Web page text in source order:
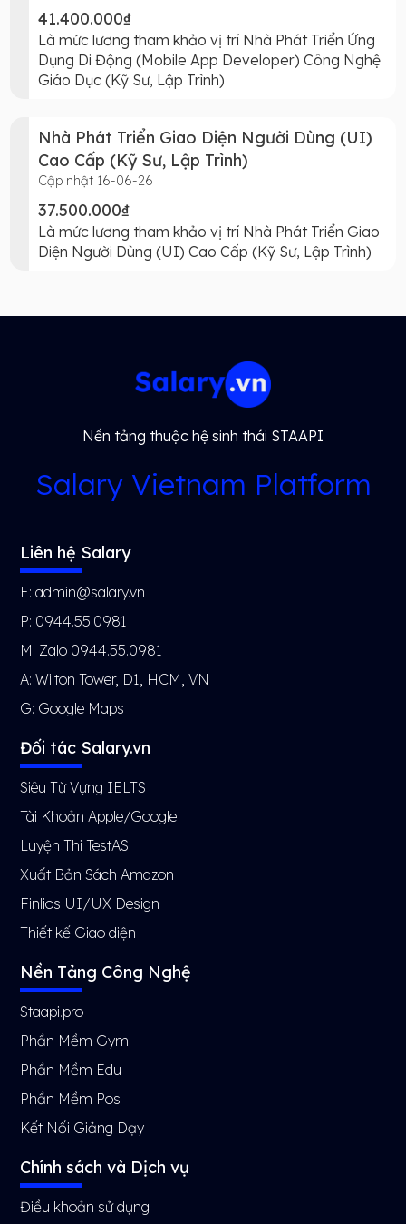
41.400.000₫
Là mức lương tham khảo vị trí Nhà Phát Triển Ứng
Dụng Di Động (Mobile App Developer) Công Nghệ
Giáo Dục (Kỹ Sư, Lập Trình)
Nhà Phát Triển Giao Diện Người Dùng (UI)
Cao Cấp (Kỹ Sư, Lập Trình)
Cập nhật 16-06-26
37.500.000₫
Là mức lương tham khảo vị trí Nhà Phát Triển Giao
Diện Người Dùng (UI) Cao Cấp (Kỹ Sư, Lập Trình)
Nền tảng thuộc hệ sinh thái STAAPI
Salary Vietnam Platform
Liên hệ Salary
E: admin@salary.vn
P: 0944.55.0981
M: Zalo 0944.55.0981
A: Wilton Tower, D1, HCM, VN
G: Google Maps
Đối tác Salary.vn
Siêu Từ Vựng IELTS
Tài Khoản Apple/Google
Luyện Thi TestAS
Xuất Bản Sách Amazon
Finlios UI/UX Design
Thiết kế Giao diện
Nền Tảng Công Nghệ
Staapi.pro
Phần Mềm Gym
Phần Mềm Edu
Phần Mềm Pos
Kết Nối Giảng Dạy
Chính sách và Dịch vụ
Điều khoản sử dụng